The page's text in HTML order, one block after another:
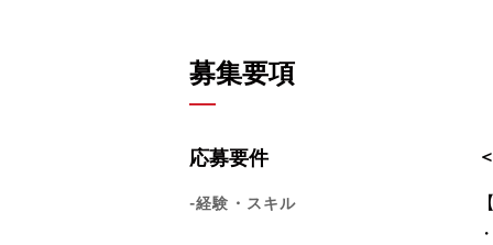
募集要項
応募要件
-経験・スキル